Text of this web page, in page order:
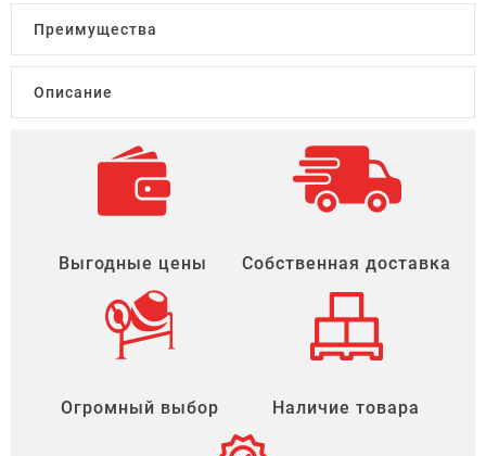
Преимущества
Описание
Выгодные цены Собственная доставка
Огромный выбор Наличие товара